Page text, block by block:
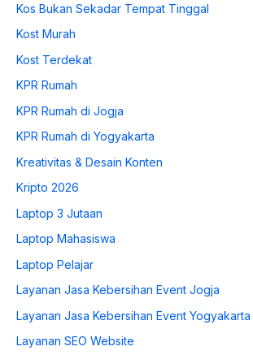
Kos Bukan Sekadar Tempat Tinggal
Kost Murah
Kost Terdekat
KPR Rumah
KPR Rumah di Jogja
KPR Rumah di Yogyakarta
Kreativitas & Desain Konten
Kripto 2026
Laptop 3 Jutaan
Laptop Mahasiswa
Laptop Pelajar
Layanan Jasa Kebersihan Event Jogja
Layanan Jasa Kebersihan Event Yogyakarta
Layanan SEO Website